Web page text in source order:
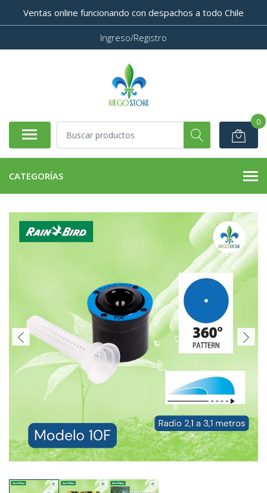
Ventas online funcionando con despachos a todo Chile
Ingreso/Registro
0
CATEGORÍAS